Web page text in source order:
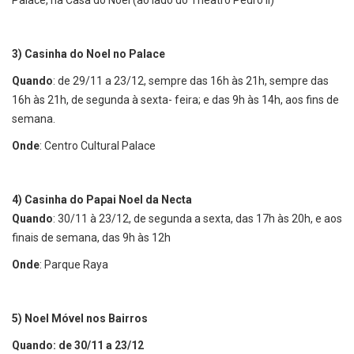
3) Casinha do Noel no Palace
Quando: de 29/11 a 23/12, sempre das 16h às 21h, sempre das
16h às 21h, de segunda à sexta- feira; e das 9h às 14h, aos fins de
semana.
Onde: Centro Cultural Palace
4) Casinha do Papai Noel da Necta
Quando: 30/11 à 23/12, de segunda a sexta, das 17h às 20h, e aos
finais de semana, das 9h às 12h
Onde: Parque Raya
5) Noel Móvel nos Bairros
Quando: de 30/11 a 23/12